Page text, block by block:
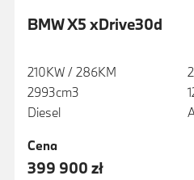
BMW X5 xDrive30d
210KW / 286KM
2993cm3
Diesel
Cena
399 900 zł